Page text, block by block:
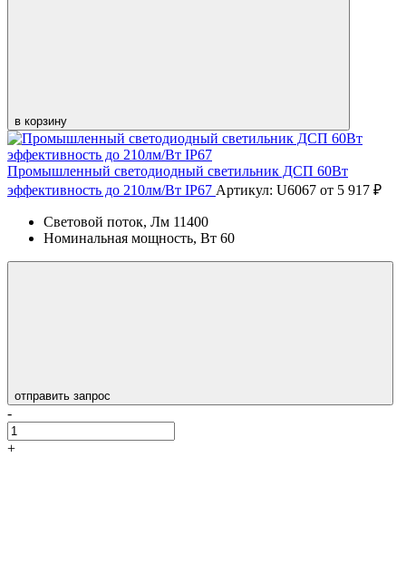
в корзину
Промышленный светодиодный светильник ДСП 60Вт
эффективность до 210лм/Вт IP67 Артикул: U6067 от 5 917 ₽
Световой поток, Лм 11400
Номинальная мощность, Вт 60
отправить запрос
-
+